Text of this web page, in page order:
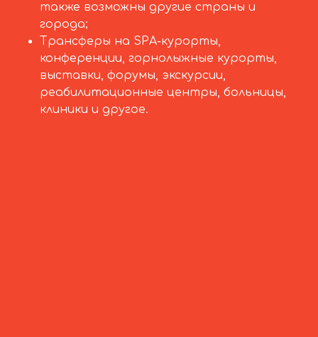
также возможны другие страны и
города;
Трансферы на SPA-курорты,
конференции, горнолыжные курорты,
выставки, форумы, экскурсии,
реабилитационные центры, больницы,
клиники и другое.